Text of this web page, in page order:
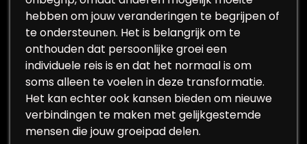
hebben om jouw veranderingen te begrijpen of
te ondersteunen. Het is belangrijk om te
onthouden dat persoonlijke groei een
individuele reis is en dat het normaal is om
soms alleen te voelen in deze transformatie.
Het kan echter ook kansen bieden om nieuwe
verbindingen te maken met gelijkgestemde
mensen die jouw groeipad delen.